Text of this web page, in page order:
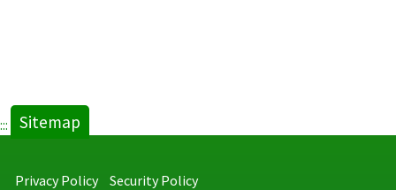
::: Sitemap
Privacy Policy
Security Policy